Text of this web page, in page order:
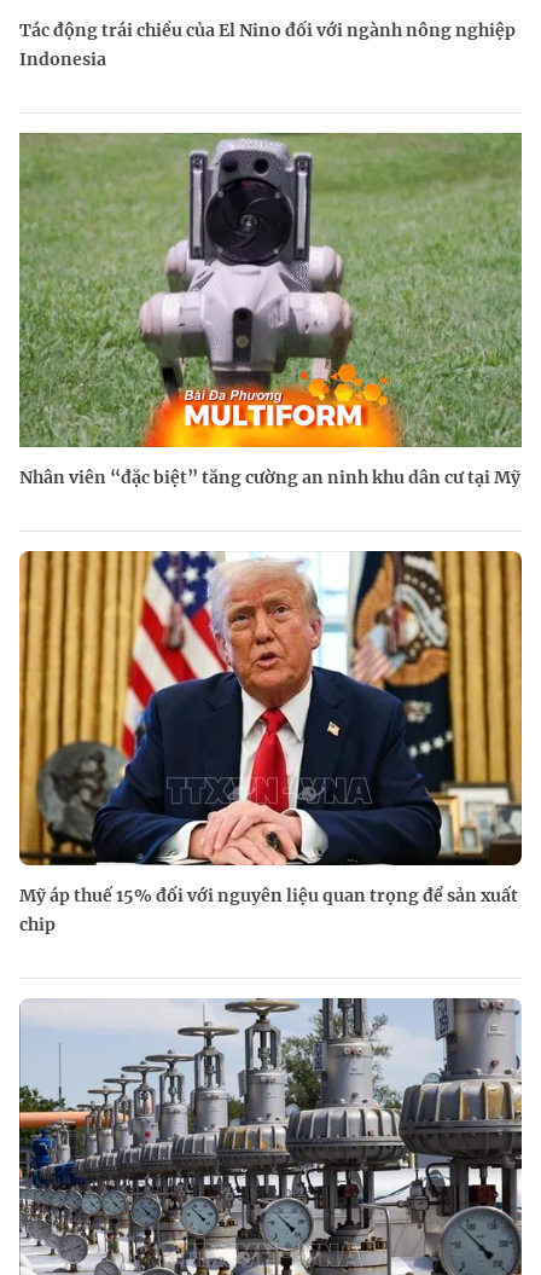
Tác động trái chiều của El Nino đối với ngành nông nghiệp
Indonesia
Nhân viên “đặc biệt” tăng cường an ninh khu dân cư tại Mỹ
Mỹ áp thuế 15% đối với nguyên liệu quan trọng để sản xuất
chip